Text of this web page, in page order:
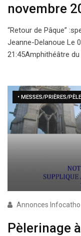
novembre
“Retour de Pâque”
Jeanne-Delanoue Le
21:45Amphithéâtre
• MESSES/PRIÈRES/
Annonces Infocatho
Pèlerinage